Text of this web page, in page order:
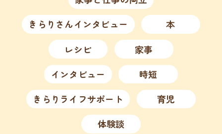
きらりさんインタビュー
本
レシピ
家事
インタビュー
時短
きらりライフサポート
育児
体験談